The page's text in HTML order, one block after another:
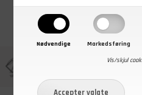
Nødvendige Markedsføring
Vis/skjul